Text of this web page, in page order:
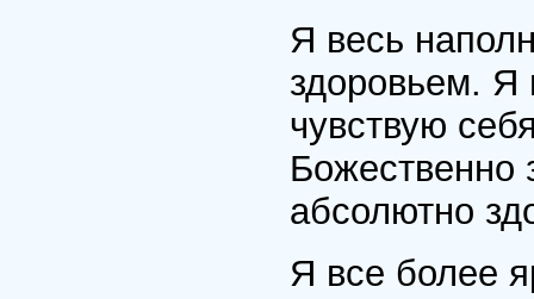
Я весь
здоровьем. Я
чувствую
Божественно
абсолютно
Я все более